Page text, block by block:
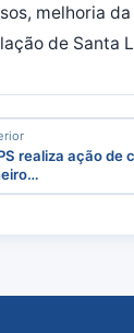
melhoria
de Santa
realiza ação de